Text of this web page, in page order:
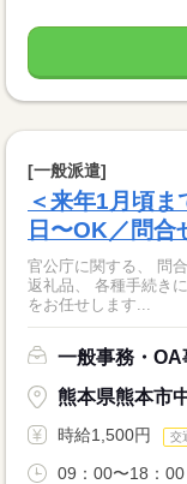
[一般派遣]
＜来年1月頃
日〜OK／問合
官公庁に関する、 問合せ受
返礼品、 各種手続き
をお任せします...
一般事務・OA
熊本県熊本市
時給1,500円 交
09：00〜18：